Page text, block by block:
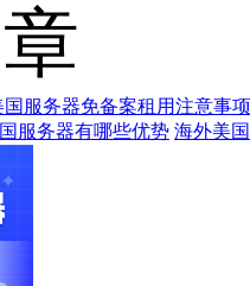
国服务器免备案租用注意事
服务器有哪些优势 海外美